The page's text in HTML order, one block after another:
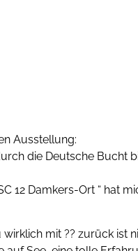
Ausstellung:
die Deutsche Bucht
12 Damkers-Ort “ hat
mit ?? zurück ist